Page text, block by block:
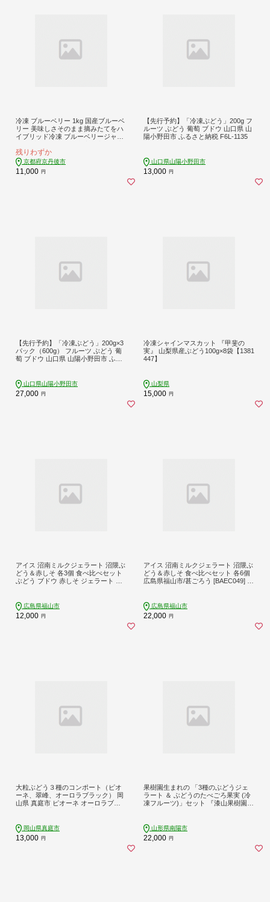
冷凍 ブルーベリー 1kg 国産ブルーベ
リー 美味しさそのまま摘みたてをハ
イブリッド冷凍 ブルーベリージャム
ジャムやヨーグルトにおすすめ HK
00331
残りわずか
京都府京丹後市
11,000 円
【先行予約】「冷凍ぶどう」200g フ
ルーツ ぶどう 葡萄 ブドウ 山口県 山
陽小野田市 ふるさと納税 F6L-1135
山口県山陽小野田市
13,000 円
【先行予約】「冷凍ぶどう」200g×3
パック（600g） フルーツ ぶどう 葡
萄 ブドウ 山口県 山陽小野田市 ふる
山口県山陽小野田市
27,000 円
冷凍シャインマスカット 『甲斐の
実』 山梨県産ぶどう100g×8袋【1381
447】
山梨県
15,000 円
アイス 沼南ミルクジェラート 沼隈ぶ
どう＆赤しそ 各3個 食べ比べセット
ぶどう ブドウ 赤しそ ジェラート セ
ゆかり グルメ お取り寄せ お土産 食
べ比べ 食後 冷凍 贈答 贈り物 濃厚 さ
っぱり ミルク 味わい 新鮮 果物 特産
広島県福山市
12,000 円
アイス 沼南ミルクジェラート 沼隈ぶ
どう＆赤しそ 食べ比べセット 各6個
広島県福山市/甚ごろう [BAEC049] あ
セット ニューベリーA フルーツ お取
り寄せ 冷凍 贈り物 濃厚 さっぱり ミ
ルク 新鮮 カップアイス
広島県福山市
22,000 円
大粒ぶどう３種のコンポート（ピオ
ーネ、翠峰、オーロラブラック） 岡
山県 真庭市 ピオーネ オーロラブラ
岡山県真庭市
13,000 円
果樹園生まれの 「3種のぶどうジェ
ラート ＆ ぶどうのたべごろ果実 (冷
凍フルーツ)」セット 『漆山果樹園』
3] 山形県南陽市
22,000 円